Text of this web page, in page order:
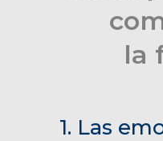
la
1. Las